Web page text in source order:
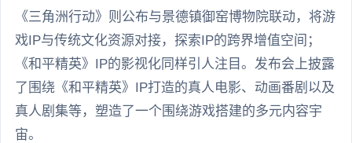
《三角洲行动》则公布与景德镇御窑博物院联动，将游
戏IP与传统文化资源对接，探索IP的跨界增值空间；
《和平精英》IP的影视化同样引人注目。发布会上披露
了围绕《和平精英》IP打造的真人电影、动画番剧以及
真人剧集等，塑造了一个围绕游戏搭建的多元内容宇
宙。